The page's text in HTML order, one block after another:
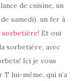
de cuisine, un
de samedi), un fer à
sorbetière! Et oui
sorbetière, avec
Ici je vous
lui-même, qui n’a